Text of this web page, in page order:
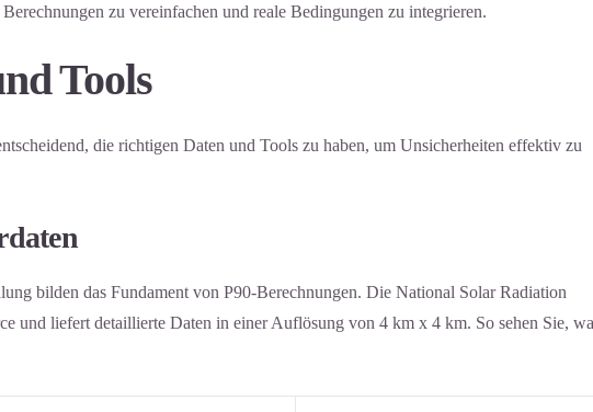
zu vereinfachen und reale Bedingungen zu integrieren.
Tools
die richtigen Daten und Tools zu haben, um Unsicherheiten effektiv zu
bilden das Fundament von P90-Berechnungen. Die National Solar Radiation
und liefert detaillierte Daten in einer Auflösung von 4 km x 4 km. So sehen Sie,